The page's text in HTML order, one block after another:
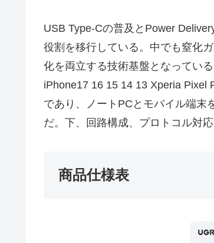
USB Type-Cの普及とPower
役割を移行している。中でも窒化
化を両立する技術基盤となってい
iPhone17 16 15 14 13 Xperia Pixel
であり、ノートPCとモバイル端末
だ。下、回路構成、プロトコル対
商品仕様表